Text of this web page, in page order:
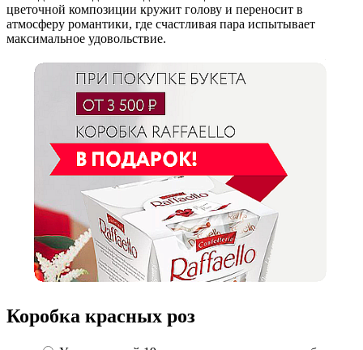
цветочной композиции кружит голову и переносит в
атмосферу романтики, где счастливая пара испытывает
максимальное удовольствие.
Коробка красных роз